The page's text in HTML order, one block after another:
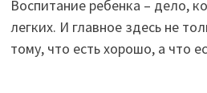
Воспитание ребенка – дело,
легких. И главное здесь не
тому, что есть хорошо, а что